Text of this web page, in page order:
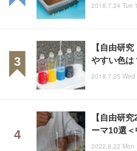
2018.7.24 Tue
【自由研
やすい色は
2018.7.25 Wed
【自由研
ーマ10選＜
2022.8.22 Mon